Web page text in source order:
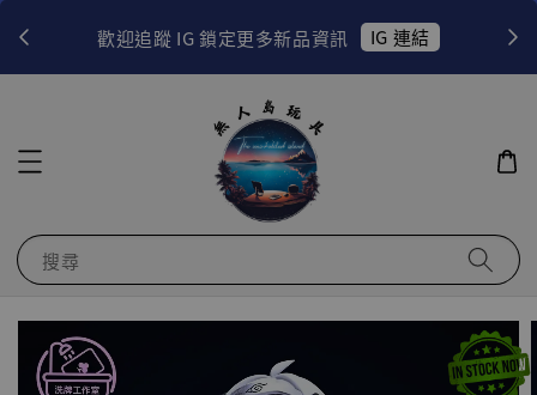
歡迎追蹤 IG 鎖定更多新品資訊 IG 連結
搜尋